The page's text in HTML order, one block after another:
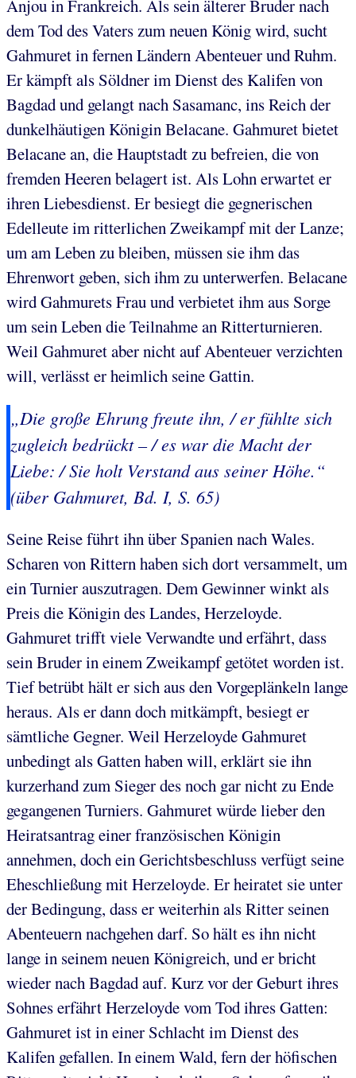
Anjou in Frankreich. Als sein älterer Bruder nach
dem Tod des Vaters zum neuen König wird, sucht
Gahmuret in fernen Ländern Abenteuer und Ruhm.
Er kämpft als Söldner im Dienst des Kalifen von
Bagdad und gelangt nach Sasamanc, ins Reich der
dunkelhäutigen Königin Belacane. Gahmuret bietet
Belacane an, die Hauptstadt zu befreien, die von
fremden Heeren belagert ist. Als Lohn erwartet er
ihren Liebesdienst. Er besiegt die gegnerischen
Edelleute im ritterlichen Zweikampf mit der Lanze;
um am Leben zu bleiben, müssen sie ihm das
Ehrenwort geben, sich ihm zu unterwerfen. Belacane
wird Gahmurets Frau und verbietet ihm aus Sorge
um sein Leben die Teilnahme an Ritterturnieren.
Weil Gahmuret aber nicht auf Abenteuer verzichten
will, verlässt er heimlich seine Gattin.
„Die große Ehrung freute ihn, / er fühlte sich
zugleich bedrückt – / es war die Macht der
Liebe: / Sie holt Verstand aus seiner Höhe.“
(über Gahmuret, Bd. I, S. 65)
Seine Reise führt ihn über Spanien nach Wales.
Scharen von Rittern haben sich dort versammelt, um
ein Turnier auszutragen. Dem Gewinner winkt als
Preis die Königin des Landes, Herzeloyde.
Gahmuret trifft viele Verwandte und erfährt, dass
sein Bruder in einem Zweikampf getötet worden ist.
Tief betrübt hält er sich aus den Vorgeplänkeln lange
heraus. Als er dann doch mitkämpft, besiegt er
sämtliche Gegner. Weil Herzeloyde Gahmuret
unbedingt als Gatten haben will, erklärt sie ihn
kurzerhand zum Sieger des noch gar nicht zu Ende
gegangenen Turniers. Gahmuret würde lieber den
Heiratsantrag einer französischen Königin
annehmen, doch ein Gerichtsbeschluss verfügt seine
Eheschließung mit Herzeloyde. Er heiratet sie unter
der Bedingung, dass er weiterhin als Ritter seinen
Abenteuern nachgehen darf. So hält es ihn nicht
lange in seinem neuen Königreich, und er bricht
wieder nach Bagdad auf. Kurz vor der Geburt ihres
Sohnes erfährt Herzeloyde vom Tod ihres Gatten:
Gahmuret ist in einer Schlacht im Dienst des
Kalifen gefallen. In einem Wald, fern der höfischen